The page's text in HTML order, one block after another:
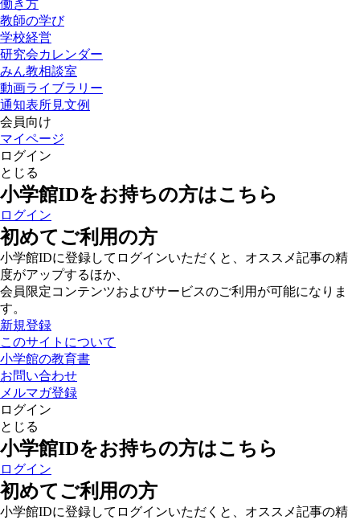
働き方
教師の学び
学校経営
研究会カレンダー
みん教相談室
動画ライブラリー
通知表所見文例
会員向け
マイページ
ログイン
とじる
小学館IDをお持ちの方はこちら
ログイン
初めてご利用の方
小学館IDに登録してログインいただくと、オススメ記事の精
度がアップするほか、
会員限定コンテンツおよびサービスのご利用が可能になりま
す。
新規登録
このサイトについて
小学館の教育書
お問い合わせ
メルマガ登録
ログイン
とじる
小学館IDをお持ちの方はこちら
ログイン
初めてご利用の方
小学館IDに登録してログインいただくと、オススメ記事の精